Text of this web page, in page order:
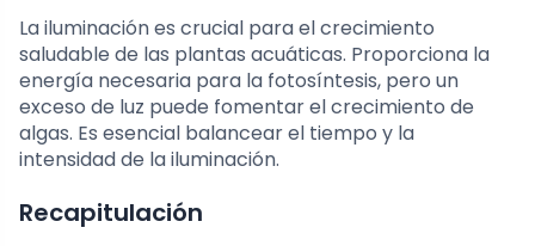
La iluminación es crucial para el crecimiento
saludable de las plantas acuáticas. Proporciona la
energía necesaria para la fotosíntesis, pero un
exceso de luz puede fomentar el crecimiento de
algas. Es esencial balancear el tiempo y la
intensidad de la iluminación.
Recapitulación